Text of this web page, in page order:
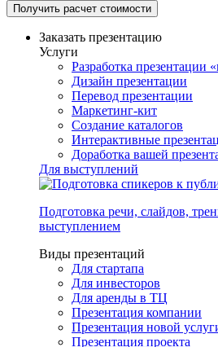
Получить расчет стоимости
Заказать презентацию
Услуги
Разработка презентации
Дизайн презентации
Перевод презентации
Маркетинг-кит
Создание каталогов
Интерактивные
Доработка вашей
Для выступлений
Подготовка речи, слайдов,
выступлением
Виды презентаций
Для стартапа
Для инвесторов
Для аренды в ТЦ
Презентация компании
Презентация новой
Презентация проекта